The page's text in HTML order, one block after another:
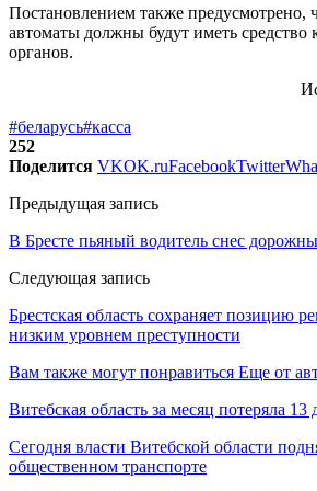
Постановлением также предусмотрено,
автоматы должны будут иметь средство
органов.
#беларусь#касса
252
Поделится VKOK.ruFacebookTwitter
Предыдущая запись
В Бресте пьяный водитель снес
Следующая запись
Брестская область сохраняет позицию
низким уровнем преступности
Вам также могут понравиться Еще от
Витебская область за месяц потеряла 13
Сегодня власти Витебской области
общественном транспорте